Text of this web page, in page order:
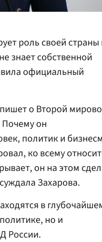
роль своей страны
знает собственной
официальный
о Второй
он
политик и
ко всему
он на этом
Захарова.
в
но и
России.